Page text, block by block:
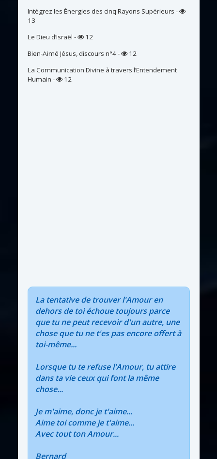
Intégrez les Énergies des cinq Rayons Supérieurs -
13
Le Dieu d’Israël -
12
Bien-Aimé Jésus, discours n°4-
12
La Communication Divine à travers l’Entendement
Humain - 12
La tentative de trouver l'Amour en
dehors de toi échoue toujours parce
que tu ne peut recevoir d'un autre, une
chose que tu ne t'es pas encore offert à
toi-même...
Lorsque tu te refuse l'Amour, tu attire
dans ta vie ceux qui font la même
chose...
Je m'aime, donc je t'aime...
Aime toi comme je t'aime...
Avec tout ton Amour...
Bernard